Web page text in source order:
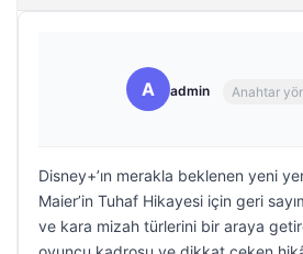
A admin Anahtar
Disney+’ın merakla beklenen yeni
Maier’in Tuhaf Hikayesi için geri
ve kara mizah türlerini bir araya